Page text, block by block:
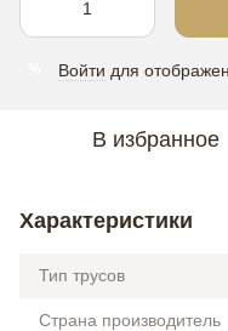
Войти для
В избранное
Характеристики
Тип трусов
Страна производитель